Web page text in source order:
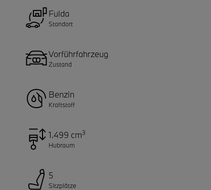
Fulda
Standort
Vorführfahrzeug
Zustand
Benzin
Kraftstoff
1.499 cm3
Hubraum
5
Sitzplätze